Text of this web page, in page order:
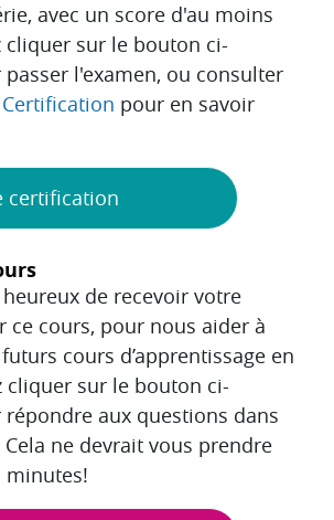
avec un score d'au moins
cliquer sur le bouton ci-
l'examen, ou consulter
Certification pour en savoir
certification
de recevoir votre
ce cours, pour nous aider à
cours d’apprentissage en
cliquer sur le bouton ci-
aux questions dans
ne devrait vous prendre
minutes!